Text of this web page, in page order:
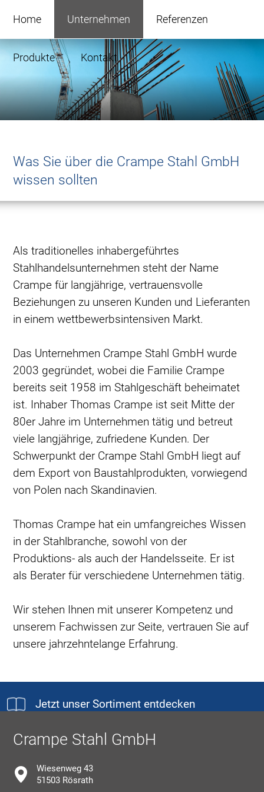
überspringen
Home Unternehmen Referenzen
Produkte Kontakt
Was Sie über die Crampe Stahl GmbH
wissen sollten
Als traditionelles inhabergeführtes
Stahlhandelsunternehmen steht der Name
Crampe für langjährige, vertrauensvolle
Beziehungen zu unseren Kunden und Lieferanten
in einem wettbewerbsintensiven Markt.
Das Unternehmen Crampe Stahl GmbH wurde
2003 gegründet, wobei die Familie Crampe
bereits seit 1958 im Stahlgeschäft beheimatet
ist. Inhaber Thomas Crampe ist seit Mitte der
80er Jahre im Unternehmen tätig und betreut
viele langjährige, zufriedene Kunden. Der
Schwerpunkt der Crampe Stahl GmbH liegt auf
dem Export von Baustahlprodukten, vorwiegend
von Polen nach Skandinavien.
Thomas Crampe hat ein umfangreiches Wissen
in der Stahlbranche, sowohl von der
Produktions- als auch der Handelsseite. Er ist
als Berater für verschiedene Unternehmen tätig.
Wir stehen Ihnen mit unserer Kompetenz und
unserem Fachwissen zur Seite, vertrauen Sie auf
unsere jahrzehntelange Erfahrung.
Jetzt unser Sortiment entdecken
Crampe Stahl GmbH
Wiesenweg 43
51503 Rösrath